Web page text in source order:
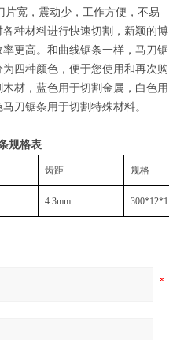
片宽，震动少，工作方便，不易
种材料进行快速切割，新颖的博
更高。和曲线锯条一样，马刀锯
四种颜色，便于您使用和再次购
材，蓝色用于切割金属，白色用
刀锯条用于切割特殊材料。
规格表
齿距 规格
4.3mm 300*12*1.25mm